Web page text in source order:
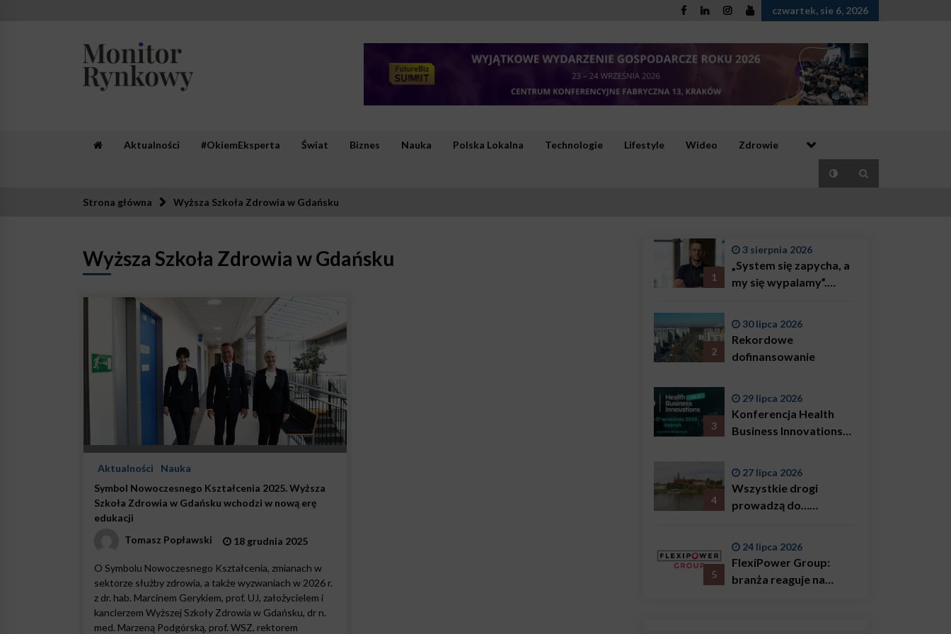
czwartek, sie 6, 2026
Aktualności #OkiemEksperta Świat Biznes Nauka Polska Lokalna Technologie Lifestyle Wideo Zdrowie
Strona główna Wyższa Szkoła Zdrowia w Gdańsku
Wyższa Szkoła Zdrowia w Gdańsku
Aktualności
Nauka
Symbol Nowoczesnego Kształcenia 2025. Wyższa
Szkoła Zdrowia w Gdańsku wchodzi w nową erę
edukacji
Tomasz Popławski
18 grudnia 2025
O Symbolu Nowoczesnego Kształcenia, zmianach w
sektorze służby zdrowia, a także wyzwaniach w 2026 r.
z dr. hab. Marcinem Gerykiem, prof. UJ, założycielem i
kanclerzem Wyższej Szkoły Zdrowia w Gdańsku, dr n.
med. Marzeną Podgórską, prof. WSZ, rektorem
1
3 sierpnia 2026
„System się zapycha, a
my się wypalamy”.
Bączkowski, mówi
wprost: problemem są
2
30 lipca 2026
Rekordowe
dofinansowanie
3
29 lipca 2026
Konferencja Health
Business Innovations
4
27 lipca 2026
Wszystkie drogi
prowadzą do…
5
24 lipca 2026
FlexiPower Group:
branża reaguje na